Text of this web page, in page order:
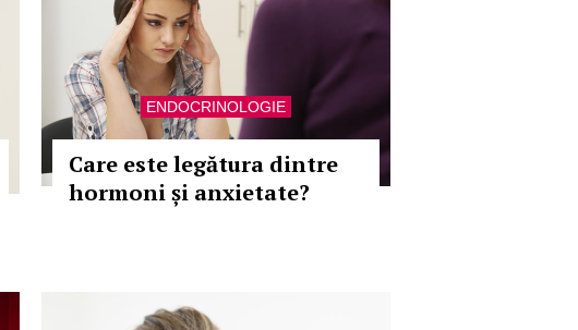
ENDOCRINOLOGIE
Care este legătura dintre
hormoni și anxietate?